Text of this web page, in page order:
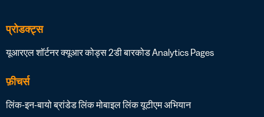
प्रोडक्ट्स
यूआरएल शॉर्टनरक्यूआर कोड्स2डी बारकोडAnalytics Pages
फ़ीचर्स
लिंक-इन-बायोब्रांडेड लिंकमोबाइल लिंकयूटीएम अभियान